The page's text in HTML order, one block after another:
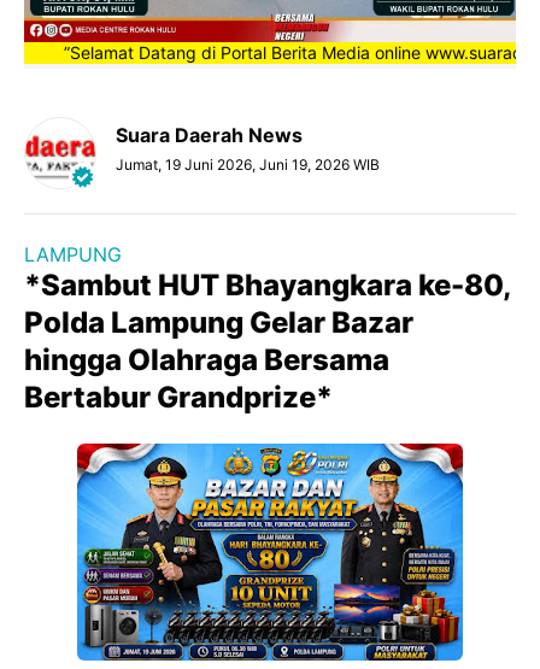
”Selamat Datang di Portal Berita Media online
Suara Daerah News
Jumat, 19 Juni 2026, Juni 19, 2026 WIB
LAMPUNG
*Sambut HUT Bhayangkara ke-80,
Polda Lampung Gelar Bazar
hingga Olahraga Bersama
Bertabur Grandprize*